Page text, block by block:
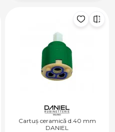
Cartuș ceramică d.40 mm
DANIEL